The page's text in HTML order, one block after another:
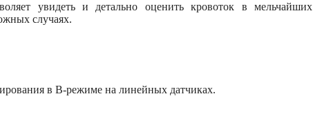
увидеть и детально оценить кровоток в мельчайших
случаях.
в В-режиме на линейных датчиках.